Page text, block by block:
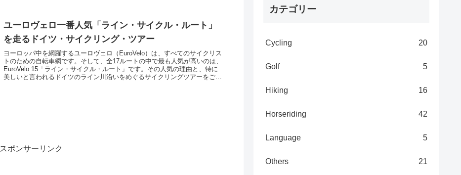
ユーロヴェロ一番人気「ライン・サイクル・ルート」
を走るドイツ・サイクリング・ツアー
ヨーロッパ中を網羅するユーロヴェロ（EuroVelo）は、すべてのサイクリス
トのための自転車網です。そして、全17ルートの中で最も人気が高いのは、
EuroVelo 15「ライン・サイクル・ルート」です。その人気の理由と、特に
美しいと言われるドイツのライン川沿いをめぐるサイクリングツアーをご紹
スポンサーリンク
カテゴリー
Cycling 20
Golf 5
Hiking 16
Horseriding 42
Language 5
Others 21